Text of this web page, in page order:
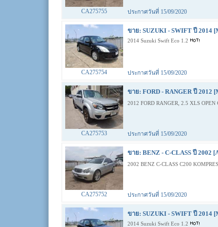
CA275755 ประกาศวันที่ 15/09/2020
ขาย: SUZUKI - SWIFT ปี 2014
2014 Suzuki Swift Eco 1.2
CA275754 ประกาศวันที่ 15/09/2020
ขาย: FORD - RANGER ปี 2012
2012 FORD RANGER, 2.5 XLS
CA275753 ประกาศวันที่ 15/09/2020
ขาย: BENZ - C-CLASS ปี 2002
2002 BENZ C-CLASS C200
CA275752 ประกาศวันที่ 15/09/2020
ขาย: SUZUKI - SWIFT ปี 2014
2014 Suzuki Swift Eco 1.2